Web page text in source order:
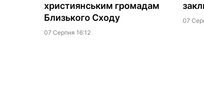
християнським громадам
Близького Сходу
07 Серпня 16:12
07